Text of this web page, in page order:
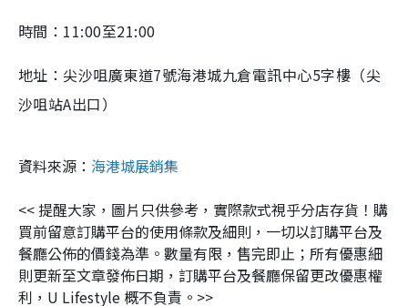
時間：11:00至21:00
地址：尖沙咀廣東道7號海港城九倉電訊中心5字樓（尖
沙咀站A出口）
資料來源： 海港城展銷集
<< 提醒大家，圖片只供參考，實際款式視乎分店存貨！購
買前留意訂購平台的使用條款及細則，一切以訂購平台及
餐廳公佈的價錢為準。數量有限，售完即止；所有優惠細
則更新至文章發佈日期，訂購平台及餐廳保留更改優惠權
利，U Lifestyle 概不負責。>>